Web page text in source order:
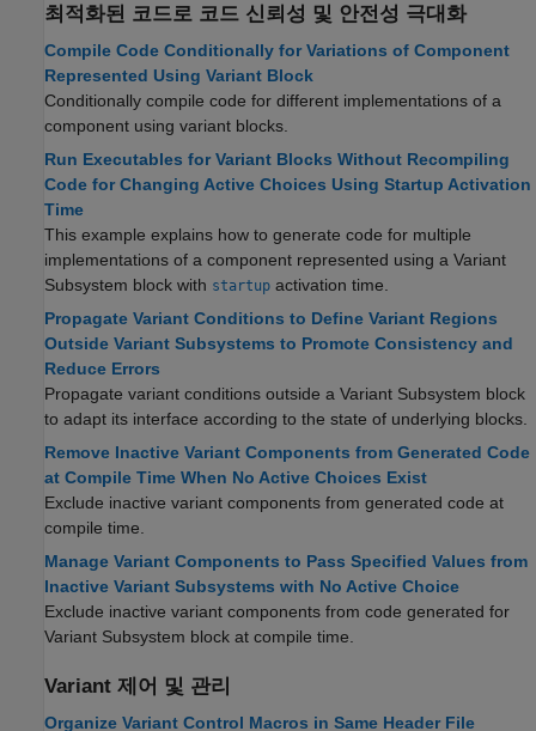
최적화된 코드로 코드 신뢰성 및 안전성 극대화
Compile Code Conditionally for Variations of Component
Represented Using Variant Block
Conditionally compile code for different implementations of a
component using variant blocks.
Run Executables for Variant Blocks Without Recompiling
Code for Changing Active Choices Using Startup Activation
Time
This example explains how to generate code for multiple
implementations of a component represented using a Variant
Subsystem block with startup activation time.
Propagate Variant Conditions to Define Variant Regions
Outside Variant Subsystems to Promote Consistency and
Reduce Errors
Propagate variant conditions outside a Variant Subsystem block
to adapt its interface according to the state of underlying blocks.
Remove Inactive Variant Components from Generated Code
at Compile Time When No Active Choices Exist
Exclude inactive variant components from generated code at
compile time.
Manage Variant Components to Pass Specified Values from
Inactive Variant Subsystems with No Active Choice
Exclude inactive variant components from code generated for
Variant Subsystem block at compile time.
Variant 제어 및 관리
Organize Variant Control Macros in Same Header File